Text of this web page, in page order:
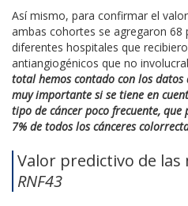
Así mismo, para confirmar el
ambas cohortes se agregaron 68
diferentes hospitales que
antiangiogénicos que no
total hemos contado con los datos
muy importante si se tiene en
tipo de cáncer poco frecuente,
7% de todos los cánceres
Valor predictivo de las
RNF43